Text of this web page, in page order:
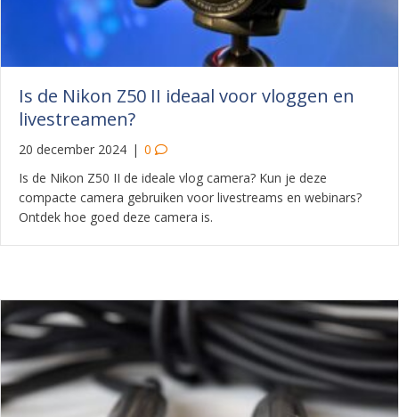
Is de Nikon Z50 II ideaal voor vloggen en
livestreamen?
20 december 2024 | 0
Is de Nikon Z50 II de ideale vlog camera? Kun je deze
compacte camera gebruiken voor livestreams en webinars?
Ontdek hoe goed deze camera is.